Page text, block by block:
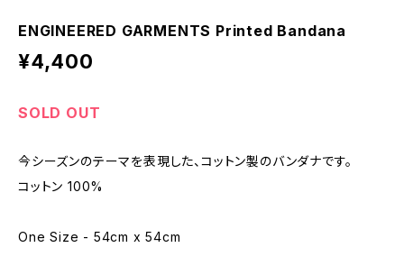
ENGINEERED GARMENTS Printed Bandana
¥4,400
SOLD OUT
今シーズンのテーマを表現した、コットン製のバンダナです。
コットン 100%
One Size - 54cm x 54cm